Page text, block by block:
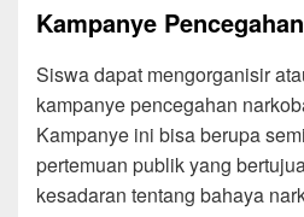
Kampanye Pencegahan
Siswa dapat mengorganisir
kampanye pencegahan
Kampanye ini bisa berupa
pertemuan publik yang
kesadaran tentang bahaya